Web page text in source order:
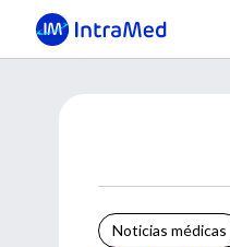
Noticias médicas